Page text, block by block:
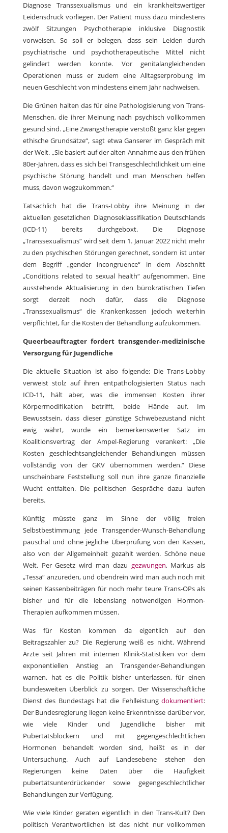
Diagnose Transsexualismus und ein krankheitswertiger
Leidensdruck vorliegen. Der Patient muss dazu mindestens
zwölf Sitzungen Psychotherapie inklusive Diagnostik
vorweisen. So soll er belegen, dass sein Leiden durch
psychiatrische und psychotherapeutische Mittel nicht
gelindert werden konnte. Vor genitalangleichenden
Operationen muss er zudem eine Alltagserprobung im
neuen Geschlecht von mindestens einem Jahr nachweisen.
Die Grünen halten das für eine Pathologisierung von Trans-
Menschen, die ihrer Meinung nach psychisch vollkommen
gesund sind. „Eine Zwangstherapie verstößt ganz klar gegen
ethische Grundsätze“, sagt etwa Ganserer im Gespräch mit
der Welt. „Sie basiert auf der alten Annahme aus den frühen
80er-Jahren, dass es sich bei Transgeschlechtlichkeit um eine
psychische Störung handelt und man Menschen helfen
muss, davon wegzukommen.“
Tatsächlich hat die Trans-Lobby ihre Meinung in der
aktuellen gesetzlichen Diagnoseklassifikation Deutschlands
(ICD-11) bereits durchgeboxt. Die Diagnose
„Transsexualismus“ wird seit dem 1. Januar 2022 nicht mehr
zu den psychischen Störungen gerechnet, sondern ist unter
dem Begriff „gender incongruence“ in dem Abschnitt
„Conditions related to sexual health“ aufgenommen. Eine
ausstehende Aktualisierung in den bürokratischen Tiefen
sorgt derzeit noch dafür, dass die Diagnose
„Transsexualismus“ die Krankenkassen jedoch weiterhin
verpflichtet, für die Kosten der Behandlung aufzukommen.
Queerbeauftragter fordert transgender-medizinische
Versorgung für Jugendliche
Die aktuelle Situation ist also folgende: Die Trans-Lobby
verweist stolz auf ihren entpathologisierten Status nach
ICD-11, hält aber, was die immensen Kosten ihrer
Körpermodifikation betrifft, beide Hände auf. Im
Bewusstsein, dass dieser günstige Schwebezustand nicht
ewig währt, wurde ein bemerkenswerter Satz im
Koalitionsvertrag der Ampel-Regierung verankert: „Die
Kosten geschlechtsangleichender Behandlungen müssen
vollständig von der GKV übernommen werden.“ Diese
unscheinbare Feststellung soll nun ihre ganze finanzielle
Wucht entfalten. Die politischen Gespräche dazu laufen
bereits.
Künftig müsste ganz im Sinne der völlig freien
Selbstbestimmung jede Transgender-Wunsch-Behandlung
pauschal und ohne jegliche Überprüfung von den Kassen,
also von der Allgemeinheit gezahlt werden. Schöne neue
Welt. Per Gesetz wird man dazu gezwungen, Markus als
„Tessa“ anzureden, und obendrein wird man auch noch mit
seinen Kassenbeiträgen für noch mehr teure Trans-OPs als
bisher und für die lebenslang notwendigen Hormon-
Therapien aufkommen müssen.
Was für Kosten kommen da eigentlich auf den
Beitragszahler zu? Die Regierung weiß es nicht. Während
Ärzte seit Jahren mit internen Klinik-Statistiken vor dem
exponentiellen Anstieg an Transgender-Behandlungen
warnen, hat es die Politik bisher unterlassen, für einen
bundesweiten Überblick zu sorgen. Der Wissenschaftliche
Dienst des Bundestags hat die Fehlleistungdokumentiert:
Der Bundesregierung liegen keine Erkenntnisse darüber vor,
wie viele Kinder und Jugendliche bisher mit
Pubertätsblockern und mit gegengeschlechtlichen
Hormonen behandelt worden sind, heißt es in der
Untersuchung. Auch auf Landesebene stehen den
Regierungen keine Daten über die Häufigkeit
pubertätsunterdrückender sowie gegengeschlechtlicher
Behandlungen zur Verfügung.
Wie viele Kinder geraten eigentlich in den Trans-Kult? Den
politisch Verantwortlichen ist das nicht nur vollkommen